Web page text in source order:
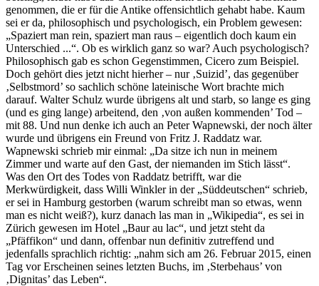
genommen, die er für die Antike offensichtlich gehabt habe. Kaum
sei er da, philosophisch und psychologisch, ein Problem gewesen:
„Spaziert man rein, spaziert man raus – eigentlich doch kaum ein
Unterschied ...“. Ob es wirklich ganz so war? Auch psychologisch?
Philosophisch gab es schon Gegenstimmen, Cicero zum Beispiel.
Doch gehört dies jetzt nicht hierher – nur ‚Suizid’, das gegenüber
‚Selbstmord’ so sachlich schöne lateinische Wort brachte mich
darauf. Walter Schulz wurde übrigens alt und starb, so lange es ging
(und es ging lange) arbeitend, den ‚von außen kommenden’ Tod –
mit 88. Und nun denke ich auch an Peter Wapnewski, der noch älter
wurde und übrigens ein Freund von Fritz J. Raddatz war.
Wapnewski schrieb mir einmal: „Da sitze ich nun in meinem
Zimmer und warte auf den Gast, der niemanden im Stich lässt“.
Was den Ort des Todes von Raddatz betrifft, war die
Merkwürdigkeit, dass Willi Winkler in der „Süddeutschen“ schrieb,
er sei in Hamburg gestorben (warum schreibt man so etwas, wenn
man es nicht weiß?), kurz danach las man in „Wikipedia“, es sei in
Zürich gewesen im Hotel „Baur au lac“, und jetzt steht da
„Pfäffikon“ und dann, offenbar nun definitiv zutreffend und
jedenfalls sprachlich richtig: „nahm sich am 26. Februar 2015, einen
Tag vor Erscheinen seines letzten Buchs, im ‚Sterbehaus’ von
‚Dignitas’ das Leben“.